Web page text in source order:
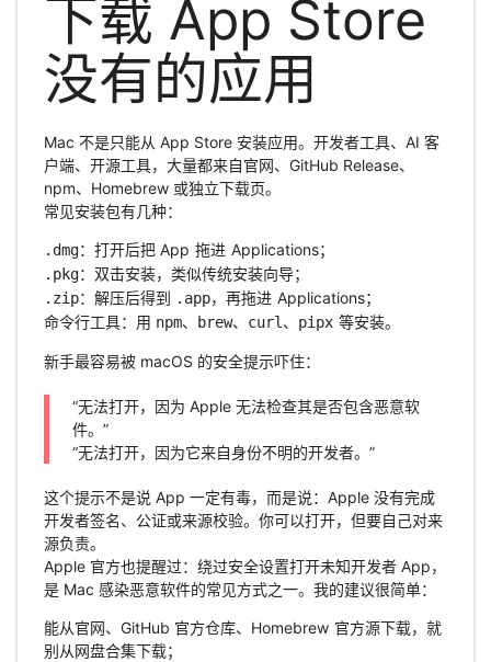
下载 App Store
没有的应用
Mac 不是只能从 App Store 安装应用。开发者工具、AI 客
户端、开源工具，大量都来自官网、GitHub Release、
npm、Homebrew 或独立下载页。
常见安装包有几种：
.dmg：打开后把 App 拖进 Applications；
.pkg：双击安装，类似传统安装向导；
.zip：解压后得到 .app，再拖进 Applications；
命令行工具：用 npm、 brew、 curl、 pipx 等安装。
新手最容易被 macOS 的安全提示吓住：
“无法打开，因为 Apple 无法检查其是否包含恶意软
件。”
“无法打开，因为它来自身份不明的开发者。”
这个提示不是说 App 一定有毒，而是说：Apple 没有完成
开发者签名、公证或来源校验。你可以打开，但要自己对来
源负责。
Apple 官方也提醒过：绕过安全设置打开未知开发者 App，
是 Mac 感染恶意软件的常见方式之一。我的建议很简单：
能从官网、GitHub 官方仓库、Homebrew 官方源下载，就
别从网盘合集下载；